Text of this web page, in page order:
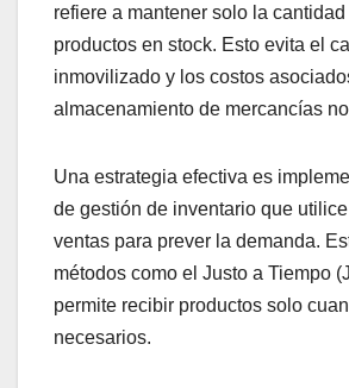
refiere a mantener solo la
productos en stock. Esto evita el
inmovilizado y los costos
almacenamiento de mercancías
Una estrategia efectiva es
de gestión de inventario que
ventas para prever la demanda.
métodos como el Justo a Tiempo
permite recibir productos solo
necesarios.